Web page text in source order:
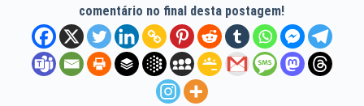
comentário no final desta postagem!